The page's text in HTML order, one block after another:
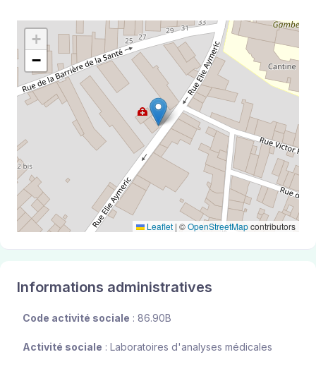
+
−
Leaflet | ©OpenStreetMapcontributors
Informations administratives
Code activité sociale : 86.90B
Activité sociale : Laboratoires d'analyses médicales